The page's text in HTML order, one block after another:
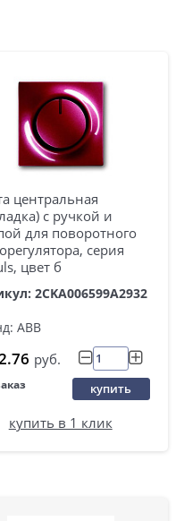
центральная
с ручкой и
для поворотного
серия
цвет б
2CKA006599A2932
ABB
руб.
купить
купить в 1 клик